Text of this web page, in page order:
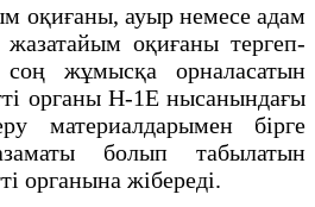
оқиғаны, ауыр немесе адам
жазатайым оқиғаны тергеп-
соң жұмысқа орналасатын
органы Н-1Е нысанындағы
материалдарымен бірге
болып табылатын
органына жібереді.